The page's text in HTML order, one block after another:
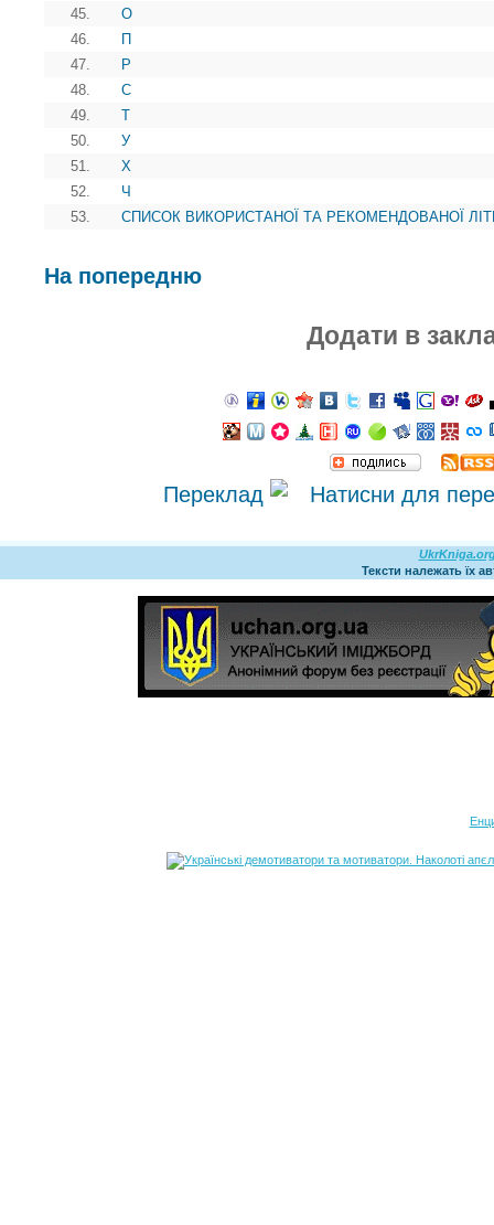
45.
О
46.
П
47.
Р
48.
С
49.
Т
50.
У
51.
Х
52.
Ч
53.
СПИСОК ВИКОРИСТАНОЇ ТА РЕКОМЕНДОВАНОЇ
На попередню
Додати в
Переклад
Тексти належать їх